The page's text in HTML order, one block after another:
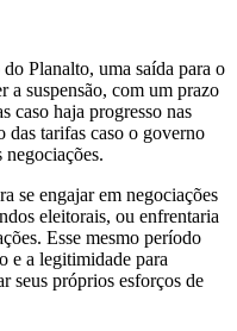
Planalto, uma saída para o
a suspensão, com um prazo
caso haja progresso nas
das tarifas caso o governo
negociações.
se engajar em negociações
eleitorais, ou enfrentaria
Esse mesmo período
e a legitimidade para
seus próprios esforços de